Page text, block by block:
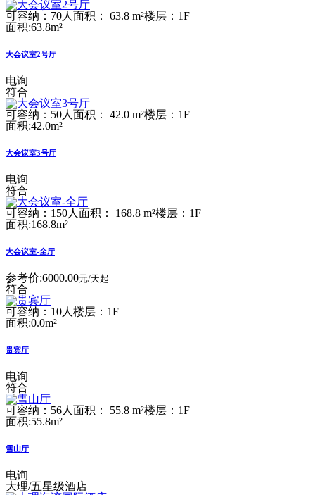
可容纳：70人 面积： 63.8 m²楼层：1F
面积:63.8m²
大会议室2号厅
电询
符合
可容纳：50人 面积： 42.0 m²楼层：1F
面积:42.0m²
大会议室3号厅
电询
符合
可容纳：150人 面积： 168.8 m²楼层：1F
面积:168.8m²
大会议室-全厅
参考价:6000.00元/天起
符合
可容纳：10人 楼层：1F
面积:0.0m²
贵宾厅
电询
符合
可容纳：56人 面积： 55.8 m²楼层：1F
面积:55.8m²
雪山厅
电询
大理/五星级酒店